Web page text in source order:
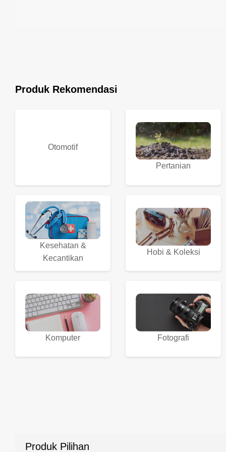
Produk Rekomendasi
Otomotif
Pertanian
Kesehatan &
Kecantikan
Hobi & Koleksi
Komputer Fotografi
Produk Pilihan